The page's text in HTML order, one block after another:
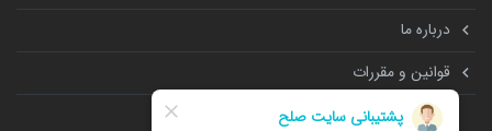
درباره ما
قوانین و مقررات